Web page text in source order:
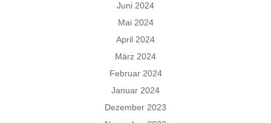
Juni 2024
Mai 2024
April 2024
März 2024
Februar 2024
Januar 2024
Dezember 2023